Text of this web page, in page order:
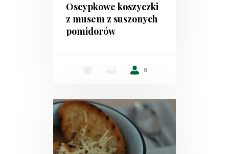
Oscypkowe koszyczki
z musem z suszonych
pomidorów
8